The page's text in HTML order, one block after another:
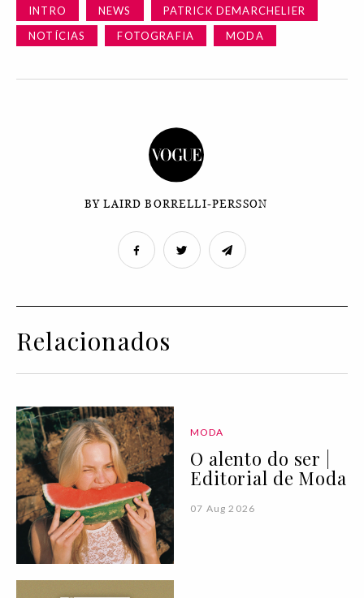
INTRO NEWS
PATRICK DEMARCHELIER
NOTÍCIAS
FOTOGRAFIA MODA
BY LAIRD BORRELLI-PERSSON
Relacionados
MODA
O alento do ser |
Editorial de Moda
07 Aug 2026